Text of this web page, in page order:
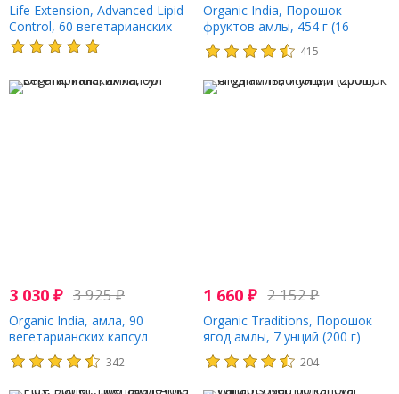
Life Extension, Advanced Lipid
Control, 60 вегетарианских
капсул
Organic India, Порошок
фруктов амлы, 454 г (16
унций)
415
3 030 ₽ 3 925₽
Organic India, амла, 90
вегетарианских капсул
342
1 660₽ 2 152₽
Organic Traditions, Порошок
ягод амлы, 7 унций (200 г)
204